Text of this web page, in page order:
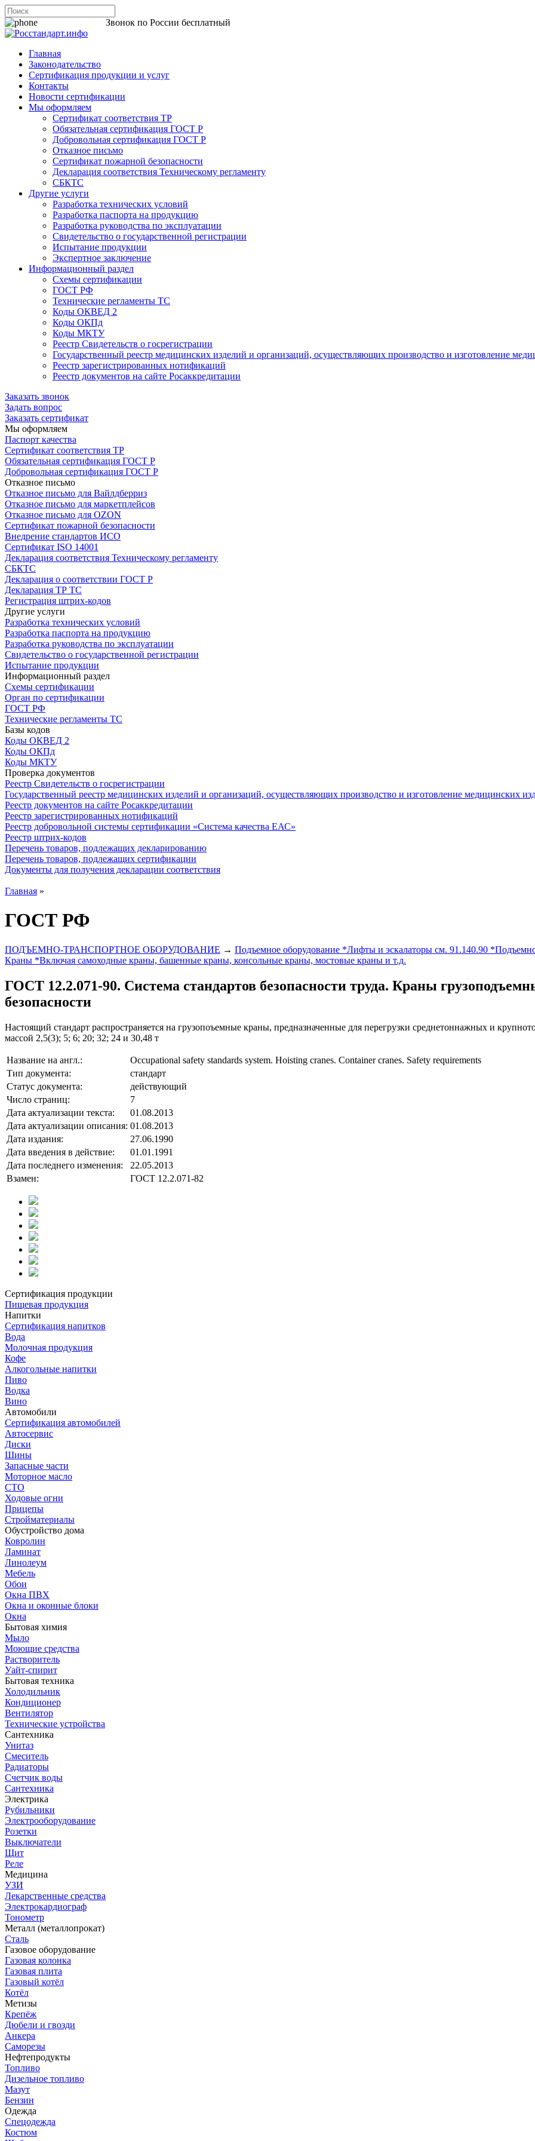
Звонок по России бесплатный
Главная
Законодательство
Сертификация продукции и услуг
Контакты
Новости сертификации
Мы оформляем
Сертификат соответствия ТР
Обязательная сертификация ГОСТ Р
Добровольная сертификация ГОСТ Р
Отказное письмо
Сертификат пожарной безопасности
Декларация соответствия Техническому регламенту
СБКТС
Другие услуги
Разработка технических условий
Разработка паспорта на продукцию
Разработка руководства по эксплуатации
Свидетельство о государственной регистрации
Испытание продукции
Экспертное заключение
Информационный раздел
Схемы сертификации
ГОСТ РФ
Технические регламенты ТС
Коды ОКВЕД 2
Коды ОКПд
Коды МКТУ
Реестр Свидетельств о госрегистрации
Государственный реестр медицинских изделий и организаций, осуществляющих производство и изготовление
Реестр зарегистрированных нотификаций
Реестр документов на сайте Росаккредитации
Заказать звонок
Задать вопрос
Заказать сертификат
Мы оформляем
Паспорт качества
Сертификат соответствия ТР
Обязательная сертификация ГОСТ Р
Добровольная сертификация ГОСТ Р
Отказное письмо
Отказное письмо для Вайлдберриз
Отказное письмо для маркетплейсов
Отказное письмо для OZON
Сертификат пожарной безопасности
Внедрение стандартов ИСО
Сертификат ISO 14001
Декларация соответствия Техническому регламенту
СБКТС
Декларация о соответствии ГОСТ Р
Декларация ТР ТС
Регистрация штрих-кодов
Другие услуги
Разработка технических условий
Разработка паспорта на продукцию
Разработка руководства по эксплуатации
Свидетельство о государственной регистрации
Испытание продукции
Информационный раздел
Схемы сертификации
Орган по сертификации
ГОСТ РФ
Технические регламенты ТС
Базы кодов
Коды ОКВЕД 2
Коды ОКПд
Коды МКТУ
Проверка документов
Реестр Свидетельств о госрегистрации
Государственный реестр медицинских изделий и организаций, осуществляющих производство и изготовление медицинских
Реестр документов на сайте Росаккредитации
Реестр зарегистрированных нотификаций
Реестр добровольной системы сертификации «Система качества ЕАС»
Реестр штрих-кодов
Перечень товаров, подлежащих декларированию
Перечень товаров, подлежащих сертификации
Документы для получения декларации соответствия
Главная »
ГОСТ РФ
ПОДЪЕМНО-ТРАНСПОРТНОЕ ОБОРУДОВАНИЕ → Подъемное оборудование *Лифты и эскалаторы см. 91.140.90
Краны *Включая самоходные краны, башенные краны, консольные краны, мостовые краны и т.д.
ГОСТ 12.2.071-90. Система стандартов безопасности труда. Краны
безопасности
Настоящий стандарт распространяется на грузопоъемные краны, предназначенные для перегрузки среднетоннажных и
массой 2,5(3); 5; 6; 20; 32; 24 и 30,48 т
Название на англ.:
Occupational safety standards system. Hoisting cranes. Container cranes. Safety requirements
Тип документа:
стандарт
Статус документа:
действующий
Число страниц:
7
Дата актуализации текста:
01.08.2013
Дата актуализации описания: 01.08.2013
Дата издания:
27.06.1990
Дата введения в действие:
01.01.1991
Дата последнего изменения:
22.05.2013
Взамен:
ГОСТ 12.2.071-82
Сертификация продукции
Пищевая продукция
Напитки
Сертификация напитков
Вода
Молочная продукция
Кофе
Алкогольные напитки
Пиво
Водка
Вино
Автомобили
Сертификация автомобилей
Автосервис
Диски
Шины
Запасные части
Моторное масло
СТО
Ходовые огни
Прицепы
Стройматериалы
Обустройство дома
Ковролин
Ламинат
Линолеум
Мебель
Обои
Окна ПВХ
Окна и оконные блоки
Окна
Бытовая химия
Мыло
Моющие средства
Растворитель
Уайт-спирит
Бытовая техника
Холодильник
Кондиционер
Вентилятор
Технические устройства
Сантехника
Унитаз
Смеситель
Радиаторы
Счетчик воды
Сантехника
Электрика
Рубильники
Электрооборудование
Розетки
Выключатели
Щит
Реле
Медицина
УЗИ
Лекарственные средства
Электрокардиограф
Тонометр
Металл (металлопрокат)
Сталь
Газовое оборудование
Газовая колонка
Газовая плита
Газовый котёл
Котёл
Метизы
Крепёж
Дюбели и гвозди
Анкера
Саморезы
Нефтепродукты
Топливо
Дизельное топливо
Мазут
Бензин
Одежда
Спецодежда
Костюм